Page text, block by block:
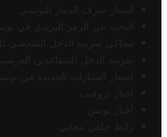
أسعار صرف الدينار التونسي
البحث عن الرمز البريدي في
محاكي ضريبة الدخل الشخصي
ضريبة الدخل للمتقاعدين
أسعار السيارات الجديدة في تونس
أخبار تروفيت
أخبار تونس
رابط خلفي مجاني